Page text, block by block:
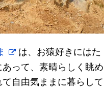
は、お猿好きにはた
って、素晴らしく眺め
自由気ままに暮らして